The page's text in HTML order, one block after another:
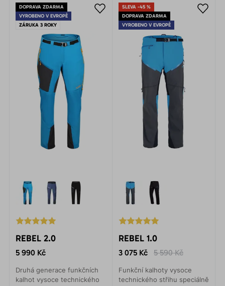
počasí. Lehké sbalitelné,
vždy po ruce
DOPRAVA ZDARMA
VYROBENO V EVROPĚ
ZÁRUKA 3 ROKY
REBEL 2.0
5 990 Kč
Druhá generace funkčních
kalhot vysoce technického
SLEVA -45 %
DOPRAVA ZDARMA
VYROBENO V EVROPĚ
REBEL 1.0
3 075 Kč 5 590 Kč
Funkční kalhoty vysoce
technického střihu speciálně